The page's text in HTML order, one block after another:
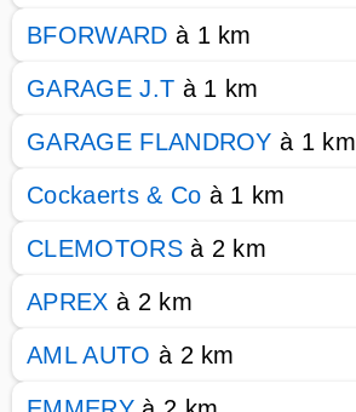
BFORWARD à 1 km
GARAGE J.T à 1 km
GARAGE FLANDROY à 1 km
Cockaerts & Co à 1 km
CLEMOTORSà 2 km
APREX à 2 km
AML AUTO à 2 km